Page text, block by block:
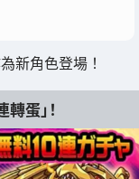
新角色登場！
蛋」！